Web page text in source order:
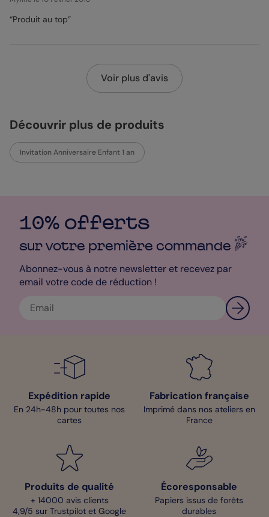
“Produit au top”
Voir plus d'avis
Découvrir plus de produits
Invitation Anniversaire Enfant 1 an
10% offerts
sur votre première commande
Abonnez-vous à notre newsletter et recevez par
email votre code de réduction !
Expédition rapide
En 24h-48h pour toutes nos
cartes
Fabrication française
Imprimé dans nos ateliers en
France
Produits de qualité
+ 14000 avis clients
4,9/5 sur Trustpilot et Google
Écoresponsable
Papiers issus de forêts
durables